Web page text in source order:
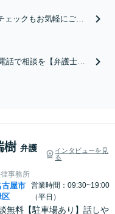
ェックもお気軽にご相
や労働問題に強い弁護
予防法務の対応実績も
話で相談を【弁護士歴2
日面談可】【完全個
樹 弁護
インタビューを見
る
事務所
古屋市
区
営業時間：09:30~19:00
（平日）
無料【駐車場あり】話しや